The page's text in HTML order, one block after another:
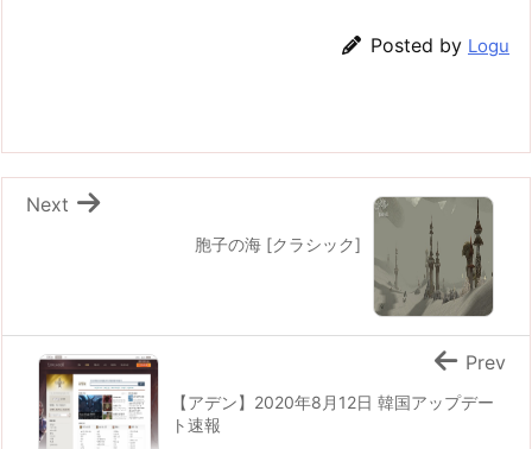
Posted by Logu
胞子の海 [クラシック]
Next
【アデン】2020年8月12日 韓国アップデー
ト速報
Prev